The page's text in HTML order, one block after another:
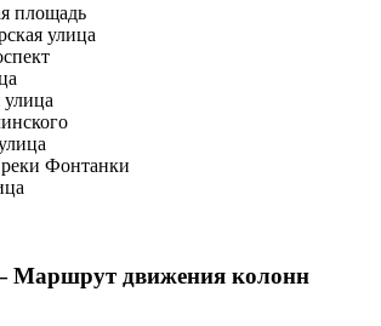
площадь
улица
Фонтанки
Маршрут движения колонн